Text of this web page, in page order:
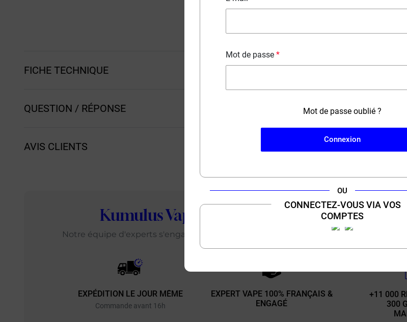
Mot de passe
Mot de passe oublié ?
Connexion
OU
CONNECTEZ-VOUS VIA VOS
COMPTES
FICHE TECHNIQUE
QUESTION / RÉPONSE
AVIS CLIENTS
Kumulus Vape : L'engagement d'unexpert
Notre équipe d'experts s'engage chaque jour à sélectionner le meilleur de la vape
EXPÉDITION LE JOUR MÊME
Commande avant 16h
EXPERT VAPE 100% FRANÇAIS &
ENGAGÉ
+11 000
300